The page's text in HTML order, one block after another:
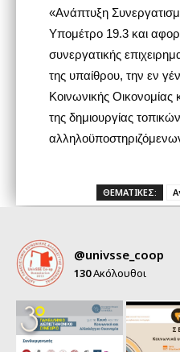
«Ανάπτυξη
Υπομέτρο 19.3 και
συνεργατικής
της υπαίθρου, την εν
Κοινωνικής Οικονομίας
της δημιουργίας
ΘΕΜΑΤΙΚΕΣ:
@univsse_coop
130Ακόλουθοι